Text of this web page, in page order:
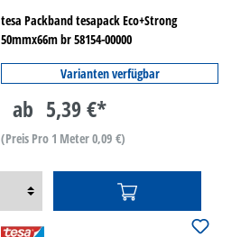
tesa Packband tesapack Eco+Strong
50mmx66m br 58154-00000
Varianten verfügbar
ab 5,39 €*
(Preis Pro 1 Meter 0,09 €)